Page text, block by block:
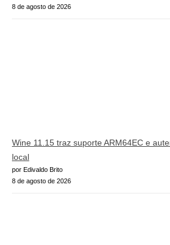
8 de agosto de 2026
Wine 11.15 traz suporte ARM64EC e
local
por Edivaldo Brito
8 de agosto de 2026